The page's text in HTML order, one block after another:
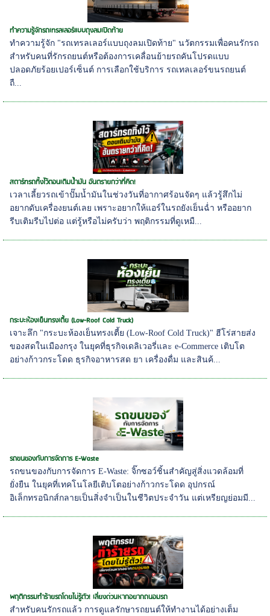
ทำความรู้จักรถเทรลเลอร์แบบถุงลมเปิดท้าย
ทำความรู้จัก "รถเทรลเลอร์แบบถุงลมเปิดท้าย" นวัตกรรมเพื่อคนรักรถ
สำหรับคนที่รักรถยนต์หรือต้องการเคลื่อนย้ายรถคันโปรดแบบ
ปลอดภัยร้อยเปอร์เซ็นต์ การเลือกใช้บริการ รถเทลเลอร์ขนรถยนต์
ถื...
สตาร์ทรถทิ้งไว้ตอนเติมน้ำมัน อันตรายกว่าที่คิด!
เวลาเลี้ยวรถเข้าปั๊มน้ำมันในช่วงวันที่อากาศร้อนจัดๆ แล้วรู้สึกไม่
อยากดับเครื่องยนต์เลย เพราะอยากให้แอร์ในรถยังเย็นฉ่ำ หรืออยาก
รีบเติมรีบไปต่อ แต่รู้หรือไม่ครับว่า พฤติกรรมที่ดูเหมื...
กระบะห้องเย็นทรงเตี้ย (Low-Roof Cold Truck)
เจาะลึก "กระบะห้องเย็นทรงเตี้ย (Low-Roof Cold Truck)" ฮีโร่สายส่ง
ของสดในเมืองกรุง ในยุคที่ธุรกิจเดลิเวอรี่และ e-Commerce เติบโต
อย่างก้าวกระโดด ธุรกิจอาหารสด ยา เครื่องดื่ม และสินค้...
รถขนของกับการจัดการ E-Waste
รถขนของกับการจัดการ E-Waste: จิ๊กซอว์ชิ้นสำคัญสู่สิ่งแวดล้อมที่
ยั่งยืน ในยุคที่เทคโนโลยีเติบโตอย่างก้าวกระโดด อุปกรณ์
อิเล็กทรอนิกส์กลายเป็นสิ่งจำเป็นในชีวิตประจำวัน แต่เหรียญย่อมมี...
พฤติกรรมทำร้ายรถโดยไม่รู้ตัว! เลี่ยงด่วนหากอยากถนอมรถ
สำหรับคนรักรถแล้ว การดูแลรักษารถยนต์ให้ทำงานได้อย่างเต็ม